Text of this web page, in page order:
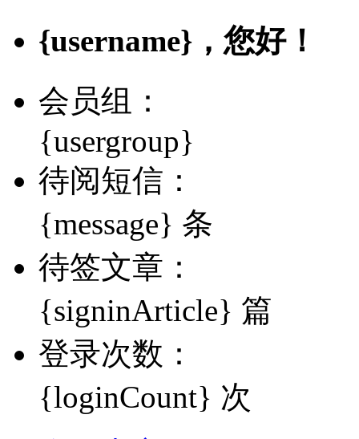
{username} ，您好！
会员组：
{usergroup}
待阅短信：
{message} 条
待签文章：
{signinArticle} 篇
登录次数：
{loginCount} 次